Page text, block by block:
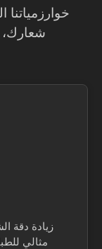
شعارك،
مثالي